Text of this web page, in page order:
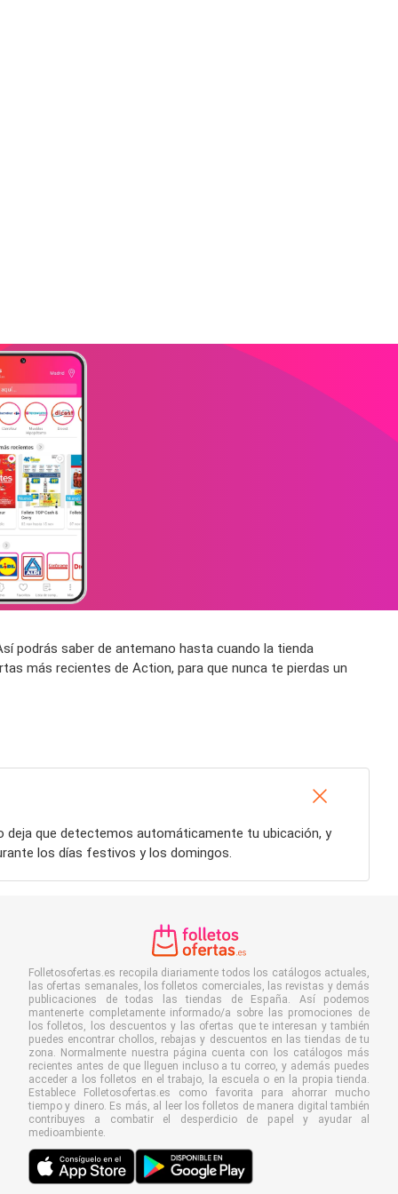
podrás saber de antemano hasta cuando la tienda
más recientes de Action, para que nunca te pierdas un
que detectemos automáticamente tu ubicación, y
los días festivos y los domingos.
Folletosofertas.es recopila diariamente todos los catálogos actuales,
las ofertas semanales, los folletos comerciales, las revistas y demás
publicaciones de todas las tiendas de España. Así podemos
mantenerte completamente informado/a sobre las promociones de
los folletos, los descuentos y las ofertas que te interesan y también
puedes encontrar chollos, rebajas y descuentos en las tiendas de tu
zona. Normalmente nuestra página cuenta con los catálogos más
recientes antes de que lleguen incluso a tu correo, y además puedes
acceder a los folletos en el trabajo, la escuela o en la propia tienda.
Establece Folletosofertas.es como favorita para ahorrar mucho
tiempo y dinero. Es más, al leer los folletos de manera digital también
contribuyes a combatir el desperdicio de papel y ayudar al
medioambiente.